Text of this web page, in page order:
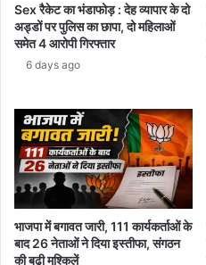
Sex रैकेट का भंडाफोड़ : देह व्यापार के दो
अड्डों पर पुलिस का छापा, दो महिलाओं
समेत 4 आरोपी गिरफ्तार
6 days ago
भाजपा में बगावत जारी, 111 कार्यकर्ताओं के
बाद 26 नेताओं ने दिया इस्तीफा, संगठन
की बढ़ी मुश्किलें